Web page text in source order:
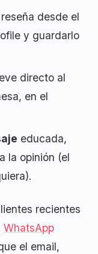
desde el
y guardarlo
directo al
en el
educada,
la opinión (el
recientes
WhatsApp
el email,